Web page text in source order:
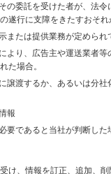
の委託を受けた者が、法
遂行に支障をきたすおそれ
たは提供業務が定められ
より、広告主や運送業者
た場合。
譲渡するか、あるいは分
報
であると当社が判断した
け、情報を訂正、追加、